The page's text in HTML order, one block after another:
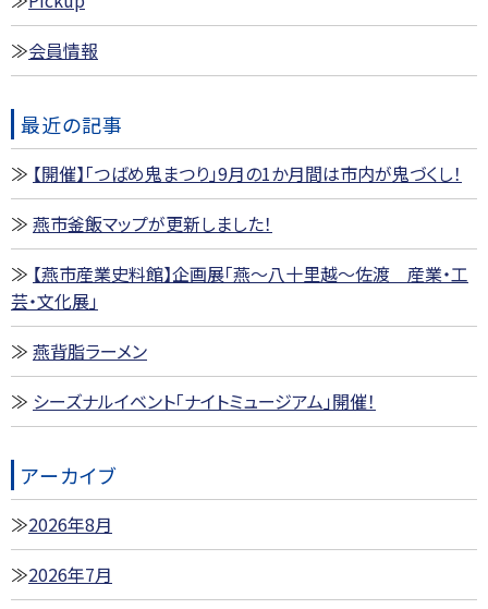
会員情報
最近の記事
【開催】「つばめ鬼まつり」9月の1か月間は市内が鬼づくし！
燕市釜飯マップが更新しました！
【燕市産業史料館】企画展「燕～八十里越～佐渡 産業・工
芸・文化展」
燕背脂ラーメン
シーズナルイベント「ナイトミュージアム」開催！
アーカイブ
2026年8月
2026年7月